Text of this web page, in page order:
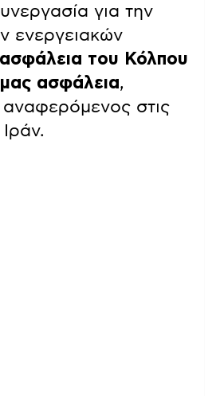
για την
ενεργειακών
του Κόλπου
μας ασφάλεια,
στις